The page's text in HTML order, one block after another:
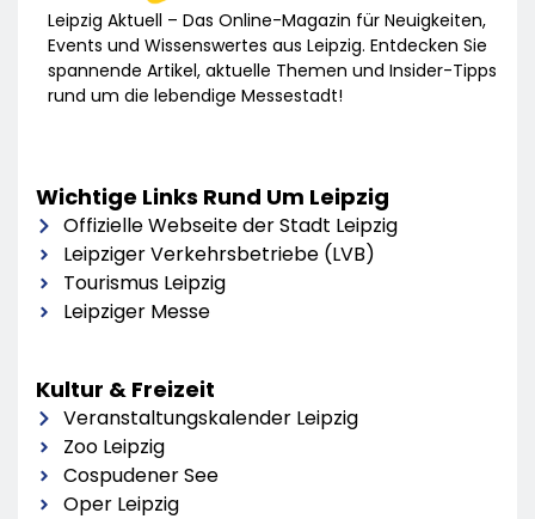
Leipzig Aktuell – Das Online-Magazin für Neuigkeiten,
Events und Wissenswertes aus Leipzig. Entdecken Sie
spannende Artikel, aktuelle Themen und Insider-Tipps
rund um die lebendige Messestadt!
Wichtige Links Rund Um Leipzig
Offizielle Webseite der Stadt Leipzig
Leipziger Verkehrsbetriebe (LVB)
Tourismus Leipzig
Leipziger Messe
Kultur & Freizeit
Veranstaltungskalender Leipzig
Zoo Leipzig
Cospudener See
Oper Leipzig